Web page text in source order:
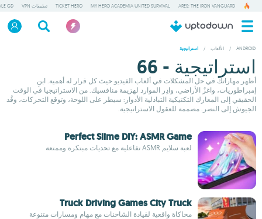
ARES: THE IRON VANGUARD
MY HERO ACADEMIA UNITED SURVIVAL
TICKET HERO تطبيقات VPN GD
ANDROID
/ الألعاب / استراتيجية
استراتيجية - 66
أظهر مهاراتك في حل المشكلات في ألعاب الفيديو حيث كل قرار له أهمية. ابنِ
إمبراطوريات، واغزُ الأراضي، وادِر الموارد لهزيمة منافسيك. من الاستراتيجيا في الوقت
الحقيقي إلى المعارك التكتيكية التبادلية الأدوار: سيطر على اللوحة، وتوقع التحركات، وقُد
الجيوش إلى النصر. مصممة للعقول الاستراتيجية.
Perfect Slime DIY: ASMR Game
لعبة سلايم ASMR تفاعلية مع تحديات مبتكرة وممتعة
Truck Driving Games City Truck
محاكاة واقعية لقيادة الشاحنات مع مهام ومسارات متنوعة